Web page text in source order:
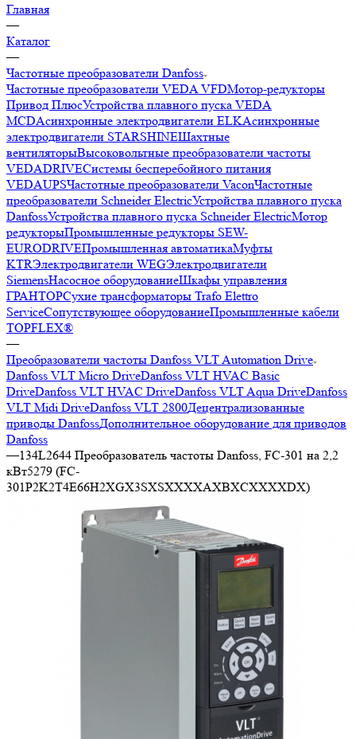
Главная
—
Каталог
—
Частотные преобразователи Danfoss
Частотные преобразователи VEDA VFDМотор-редукторы
Привод ПлюсУстройства плавного пуска VEDA
MCDАсинхронные электродвигатели ELKАсинхронные
электродвигатели STARSHINEШахтные
вентиляторыВысоковольтные преобразователи частоты
VEDADRIVEСистемы бесперебойного питания
VEDAUPSЧастотные преобразователи VaconЧастотные
преобразователи Schneider ElectricУстройства плавного пуска
DanfossУстройства плавного пуска Schneider ElectricМотор
редукторыПромышленные редукторы SEW-
EURODRIVEПромышленная автоматикаМуфты
KTRЭлектродвигатели WEGЭлектродвигатели
SiemensНасосное оборудованиеШкафы управления
ГРАНТОРСухие трансформаторы Trafo Elettro
ServiceСопутствующее оборудованиеПромышленные кабели
TOPFLEX®
—
Преобразователи частоты Danfoss VLT Automation Drive
Danfoss VLT Micro DriveDanfoss VLT HVAC Basic
DriveDanfoss VLT HVAC DriveDanfoss VLT Aqua DriveDanfoss
VLT Midi DriveDanfoss VLT 2800Децентрализованные
приводы DanfossДополнительное оборудование для приводов
Danfoss
—134L2644 Преобразователь частоты Danfoss, FC-301 на 2,2
кВт5279 (FC-
301P2K2T4E66H2XGX3SXSXXXXAXBXCXXXXDX)